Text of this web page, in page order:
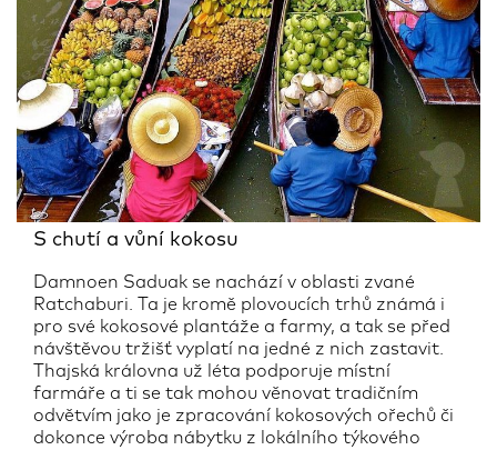
S chutí a vůní kokosu
Damnoen Saduak se nachází v oblasti zvané
Ratchaburi. Ta je kromě plovoucích trhů známá i
pro své kokosové plantáže a farmy, a tak se před
návštěvou tržišť vyplatí na jedné z nich zastavit.
Thajská královna už léta podporuje místní
farmáře a ti se tak mohou věnovat tradičním
odvětvím jako je zpracování kokosových ořechů či
dokonce výroba nábytku z lokálního týkového